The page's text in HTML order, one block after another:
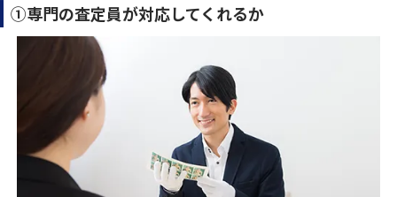
①専門の査定員が対応してくれるか